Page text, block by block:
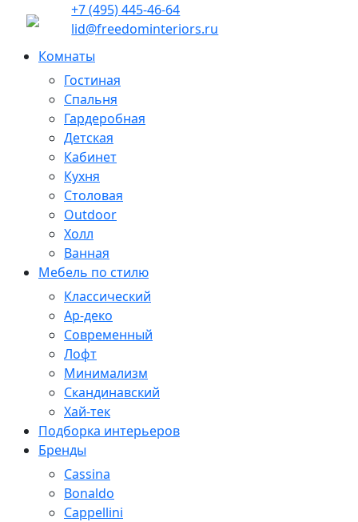
+7 (495) 445-46-64
lid@freedominteriors.ru
Комнаты
Гостиная
Спальня
Гардеробная
Детская
Кабинет
Кухня
Столовая
Outdoor
Холл
Ванная
Мебель по стилю
Классический
Ар-деко
Современный
Лофт
Минимализм
Скандинавский
Хай-тек
Подборка интерьеров
Бренды
Cassina
Bonaldo
Cappellini